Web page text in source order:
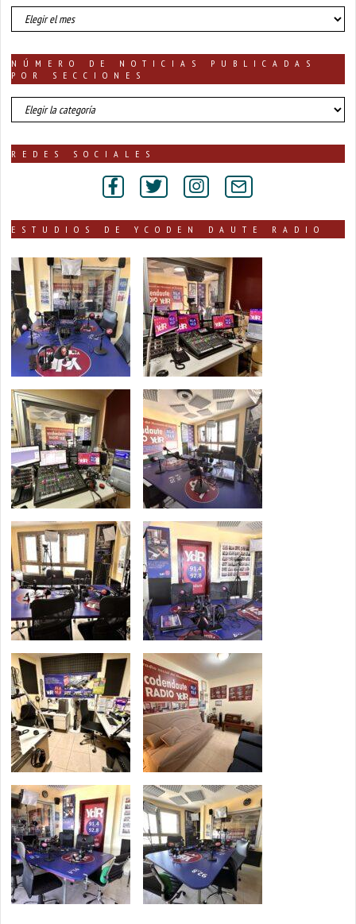
HEMEROTECA
DE
NÚMERO DE NOTICIAS PUBLICADAS
POR SECCIONES
número
de
publicadas
REDES SOCIALES
ESTUDIOS DE YCODEN DAUTE RADIO